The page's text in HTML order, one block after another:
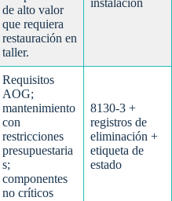
de alto valor
que requiera
restauración en
taller.
instalación
Requisitos
AOG;
mantenimiento
con
restricciones
presupuestaria
s;
componentes
no críticos
8130-3 +
registros de
eliminación +
etiqueta de
estado